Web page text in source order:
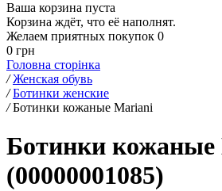
Ваша корзина пуста
Корзина ждёт, что её наполнят.
Желаем приятных покупок 0
0 грн
Головна сторінка
/ Женская обувь
/ Ботинки женские
/ Ботинки кожаные Mariani
Ботинки
(00000001085)